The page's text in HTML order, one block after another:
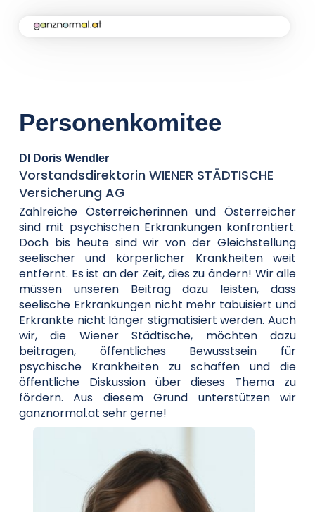
Aktuelles
Soforthilfe
Über uns
Kontakt
Personenkomitee
DI Doris Wendler
Vorstandsdirektorin WIENER STÄDTISCHE
Versicherung AG
Zahlreiche Österreicherinnen und Österreicher
sind mit psychischen Erkrankungen konfrontiert.
Doch bis heute sind wir von der Gleichstellung
seelischer und körperlicher Krankheiten weit
entfernt. Es ist an der Zeit, dies zu ändern! Wir alle
müssen unseren Beitrag dazu leisten, dass
seelische Erkrankungen nicht mehr tabuisiert und
Erkrankte nicht länger stigmatisiert werden. Auch
wir, die Wiener Städtische, möchten dazu
beitragen, öffentliches Bewusstsein für
psychische Krankheiten zu schaffen und die
öffentliche Diskussion über dieses Thema zu
fördern. Aus diesem Grund unterstützen wir
ganznormal.at sehr gerne!